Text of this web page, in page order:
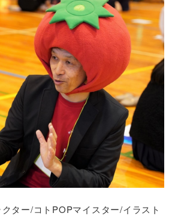
ター/コトPOPマイスター/イラスト